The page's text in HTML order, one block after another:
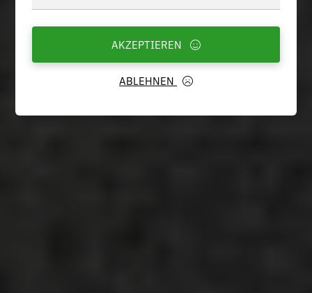
ABLEHNEN
AKZEPTIEREN